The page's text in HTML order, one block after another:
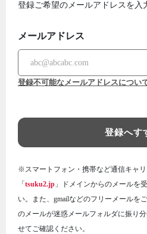
登録ご希望のメールアドレスを入
メールアドレス
登録不可能なメールアドレスについ
登録へす
※スマートフォン・携帯など通信キャ
「 tsuku2.jp 」ドメインからのメールを
い。また、gmailなどのフリーメールを
のメールが迷惑メールフォルダに振り
せてご確認ください。